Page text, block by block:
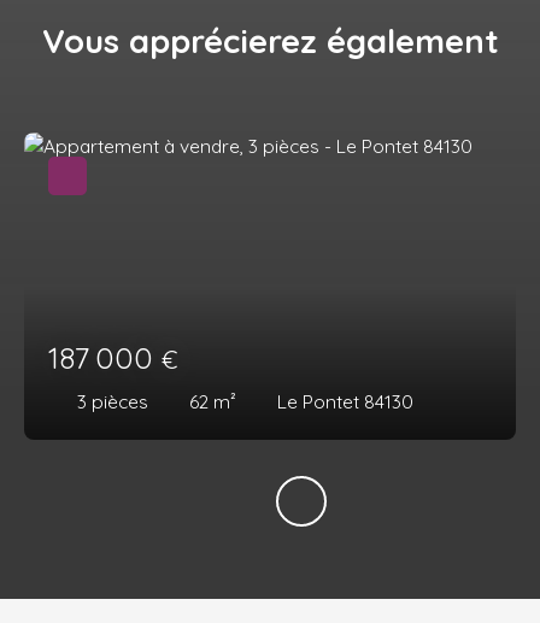
Vous apprécierez également
187 000 €
3 pièces 62 m² Le Pontet 84130